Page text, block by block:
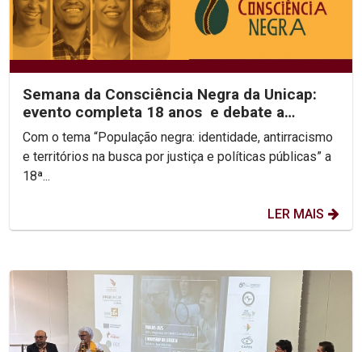
Semana da Consciência Negra da Unicap:
evento completa 18 anos e debate a
identidade e...
Com o tema “População negra: identidade, antirracismo
e territórios na busca por justiça e políticas públicas” a
18ª...
LER MAIS